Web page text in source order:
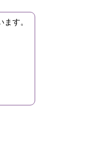
す。